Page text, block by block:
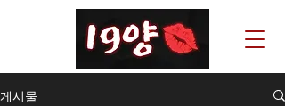
게시물